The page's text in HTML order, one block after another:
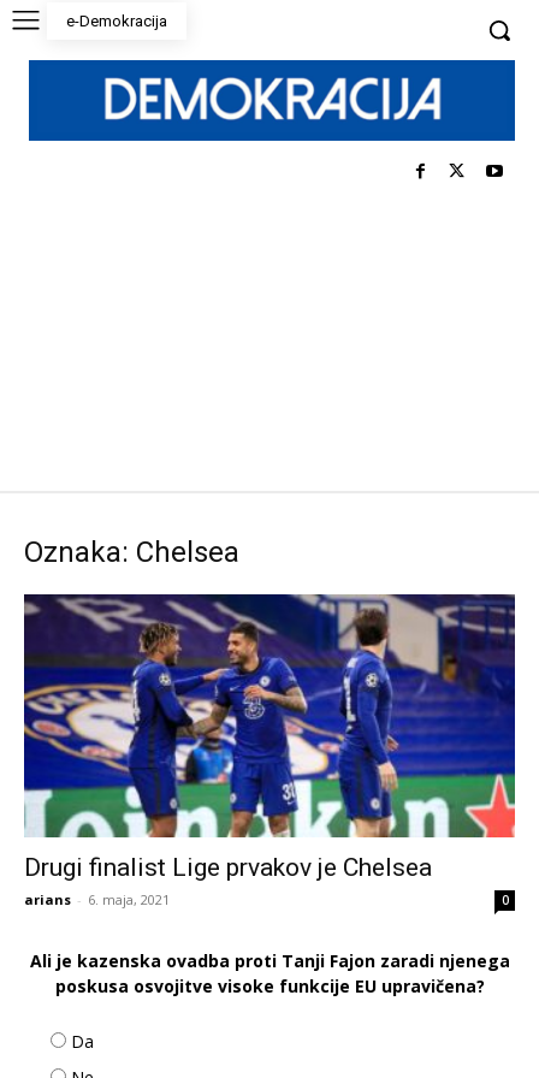
e-Demokracija
Oznaka: Chelsea
Drugi finalist Lige prvakov je Chelsea
arians - 6. maja, 2021 0
Ali je kazenska ovadba proti Tanji Fajon zaradi njenega
poskusa osvojitve visoke funkcije EU upravičena?
Da